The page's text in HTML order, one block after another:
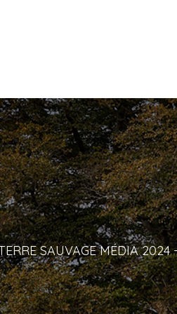
SAUVAGE MÉDIA 2024